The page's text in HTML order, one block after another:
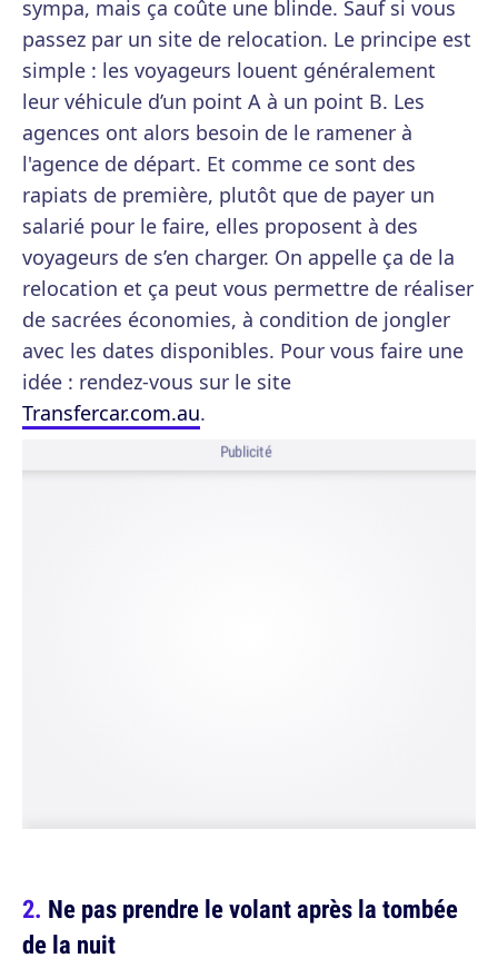
sympa, mais ça coûte une blinde. Sauf si vous
passez par un site de relocation. Le principe est
simple : les voyageurs louent généralement
leur véhicule d’un point A à un point B. Les
agences ont alors besoin de le ramener à
l'agence de départ. Et comme ce sont des
rapiats de première, plutôt que de payer un
salarié pour le faire, elles proposent à des
voyageurs de s’en charger. On appelle ça de la
relocation et ça peut vous permettre de réaliser
de sacrées économies, à condition de jongler
avec les dates disponibles. Pour vous faire une
idée : rendez-vous sur le site
Transfercar.com.au.
Publicité
Ne pas prendre le volant après la tombée
de la nuit